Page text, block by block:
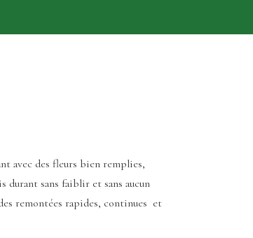
avec des fleurs bien remplies,
sans faiblir et sans aucun
remontées rapides, continues et